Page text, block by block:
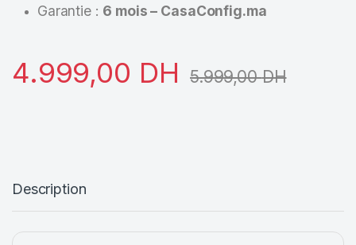
Garantie : 6 mois – CasaConfig.ma
4.999,00 DH 5.999,00DH
Description